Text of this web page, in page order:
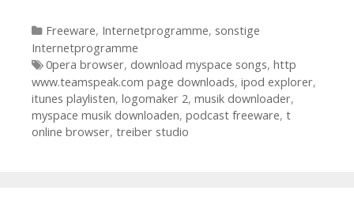
Kategorien
Freeware, Internetprogramme, sonstige
Internetprogramme
Tags
0pera browser, download myspace songs, http
www.teamspeak.com page downloads, ipod explorer,
itunes playlisten, logomaker 2, musik downloader,
myspace musik downloaden, podcast freeware, t
online browser, treiber studio